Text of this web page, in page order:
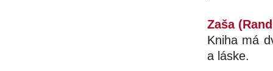
Zaša
Kniha má
a láske.